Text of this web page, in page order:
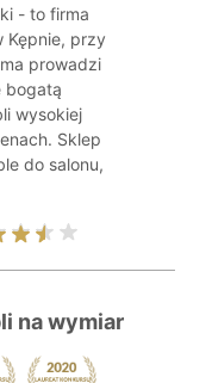
- to firma
Kępnie, przy
prowadzi
bogatą
wysokiej
Sklep
do salonu,
na wymiar